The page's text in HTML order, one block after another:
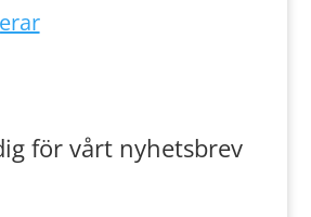
för vårt nyhetsbrev